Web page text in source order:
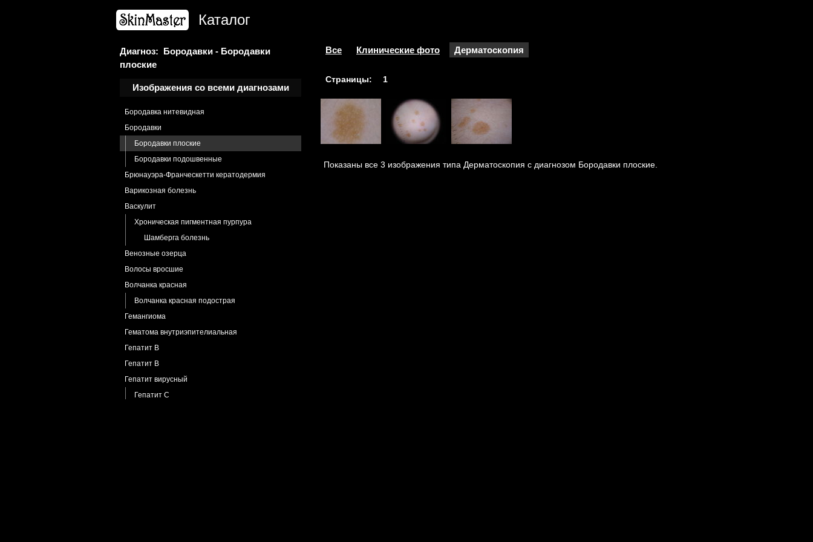
Каталог
Диагноз: Бородавки - Бородавки
плоские
Изображения со всеми диагнозами
Атрофодермия идиопатическая
Базалиома и актинический кератоз
Белая атрофия
Болезнь Альцгеймера
Болезнь Боуэна
Бородавка нитевидная
Бородавки
Бородавки плоские
Бородавки подошвенные
Брюнауэра-Франческетти кератодермия
Варикозная болезнь
Васкулит
Хроническая пигментная пурпура
Шамберга болезнь
Венозные озерца
Волосы вросшие
Волчанка красная
Волчанка красная подострая
Гемангиома
Гематома внутриэпителиальная
Гепатит B
Гепатит В
Гепатит вирусный
Гепатит С
Все Клинические фото Дерматоскопия
Страницы: 1
Показаны все 3 изображения типа Дерматоскопия с диагнозом Бородавки плоские.